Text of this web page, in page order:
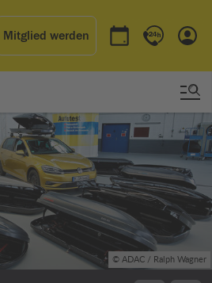
Mitglied werden
Termin buchen
Kontakt &
© ADAC / Ralph Wagner